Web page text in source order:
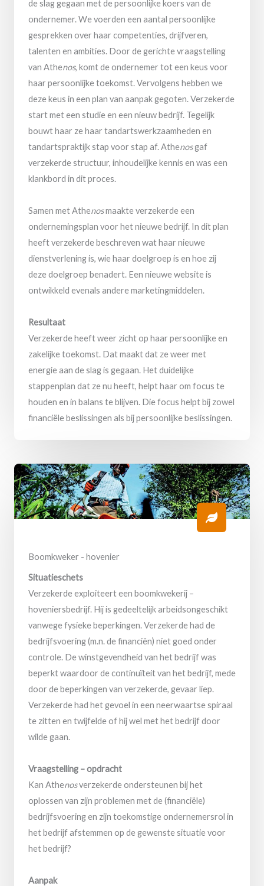
de slag gegaan met de persoonlijke koers van de
ondernemer. We voerden een aantal persoonlijke
gesprekken over haar competenties, drijfveren,
talenten en ambities. Door de gerichte vraagstelling
van Athenos, komt de ondernemer tot een keus voor
haar persoonlijke toekomst. Vervolgens hebben we
deze keus in een plan van aanpak gegoten. Verzekerde
start met een studie en een nieuw bedrijf. Tegelijk
bouwt haar ze haar tandartswerkzaamheden en
tandartspraktijk stap voor stap af. Athenosgaf
verzekerde structuur, inhoudelijke kennis en was een
klankbord in dit proces.
Samen met Athenosmaakte verzekerde een
ondernemingsplan voor het nieuwe bedrijf. In dit plan
heeft verzekerde beschreven wat haar nieuwe
dienstverlening is, wie haar doelgroep is en hoe zij
deze doelgroep benadert. Een nieuwe website is
ontwikkeld evenals andere marketingmiddelen.
Resultaat
Verzekerde heeft weer zicht op haar persoonlijke en
zakelijke toekomst. Dat maakt dat ze weer met
energie aan de slag is gegaan. Het duidelijke
stappenplan dat ze nu heeft, helpt haar om focus te
houden en in balans te blijven. Die focus helpt bij zowel
financiële beslissingen als bij persoonlijke beslissingen.
Boomkweker - hovenier
Situatieschets
Verzekerde exploiteert een boomkwekerij –
hoveniersbedrijf. Hij is gedeeltelijk arbeidsongeschikt
vanwege fysieke beperkingen. Verzekerde had de
bedrijfsvoering (m.n. de financiën) niet goed onder
controle. De winstgevendheid van het bedrijf was
beperkt waardoor de continuïteit van het bedrijf, mede
door de beperkingen van verzekerde, gevaar liep.
Verzekerde had het gevoel in een neerwaartse spiraal
te zitten en twijfelde of hij wel met het bedrijf door
wilde gaan.
Vraagstelling – opdracht
Kan Athenosverzekerde ondersteunen bij het
oplossen van zijn problemen met de (financiële)
bedrijfsvoering en zijn toekomstige ondernemersrol in
het bedrijf afstemmen op de gewenste situatie voor
het bedrijf?
Aanpak